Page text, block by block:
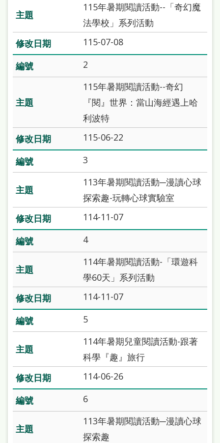
圖
網
站
導
閱
網
兒
童
版
常
見
問
語
詞
彙
台
通
陳
情
系
115年暑期閱讀活動--「奇幻魔
法學校」系列活動
115-07-08
2
115年暑期閱讀活動--奇幻
『閱』世界：當山海經遇上哈
利波特
115-06-22
3
113年暑期閱讀活動─漫讀心球
探索趣-玩轉心球實驗室
114-11-07
4
114年暑期閱讀活動-「環遊科
學60天」系列活動
114-11-07
5
114年暑期兒童閱讀活動-跟著
科學『趣』旅行
114-06-26
6
113年暑期閱讀活動─漫讀心球
探索趣